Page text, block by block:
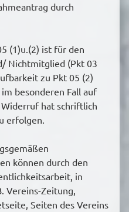
durch
(1)u.(2) ist für den
Nichtmitglied (Pkt 03
zu Pkt 05 (2)
besonderen Fall auf
hat schriftlich
erfolgen.
können durch den
in
Vereins-Zeitung,
Seiten des Vereins